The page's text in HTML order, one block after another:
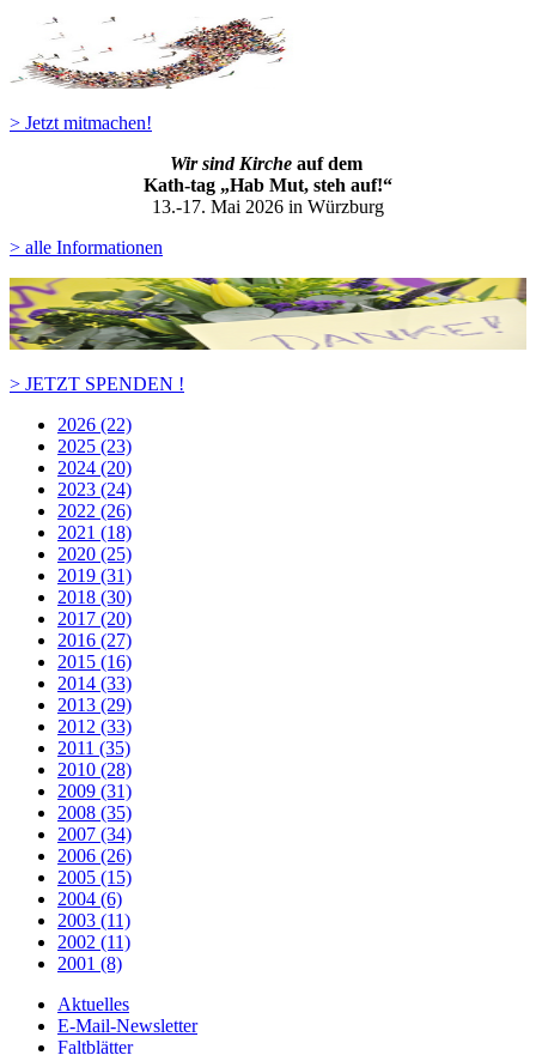
> Jetzt mitmachen!
Wir sind Kirche auf dem
Kath-tag „Hab Mut, steh auf!“
13.-17. Mai 2026 in Würzburg
> alle Informationen
> JETZT SPENDEN !
2026 (22)
2025 (23)
2024 (20)
2023 (24)
2022 (26)
2021 (18)
2020 (25)
2019 (31)
2018 (30)
2017 (20)
2016 (27)
2015 (16)
2014 (33)
2013 (29)
2012 (33)
2011 (35)
2010 (28)
2009 (31)
2008 (35)
2007 (34)
2006 (26)
2005 (15)
2004 (6)
2003 (11)
2002 (11)
2001 (8)
Aktuelles
E-Mail-Newsletter
Faltblätter